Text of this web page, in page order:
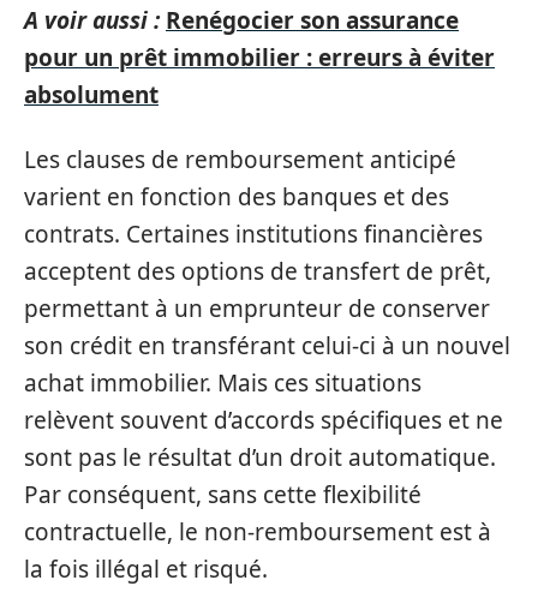
A voir aussi : Renégocier son assurance
pour un prêt immobilier : erreurs à éviter
absolument
Les clauses de remboursement anticipé
varient en fonction des banques et des
contrats. Certaines institutions financières
acceptent des options de transfert de prêt,
permettant à un emprunteur de conserver
son crédit en transférant celui-ci à un nouvel
achat immobilier. Mais ces situations
relèvent souvent d’accords spécifiques et ne
sont pas le résultat d’un droit automatique.
Par conséquent, sans cette flexibilité
contractuelle, le non-remboursement est à
la fois illégal et risqué.